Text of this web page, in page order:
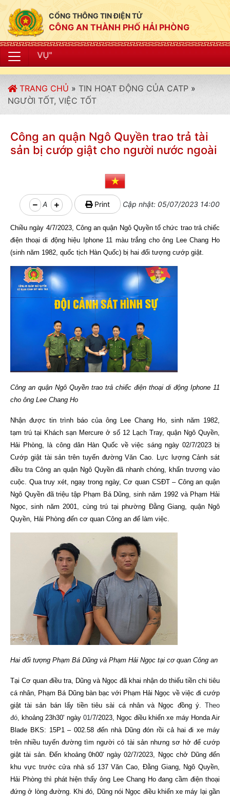
CỔNG THÔNG TIN ĐIỆN TỬ
CÔNG AN THÀNH PHỐ HẢI PHÒNG
TRANG CHỦ » TIN HOẠT ĐỘNG CỦA CATP »
NGƯỜI TỐT, VIỆC TỐT
Công an quận Ngô Quyền trao trả tài
sản bị cướp giật cho người nước ngoài
A Print Cập nhật: 05/07/2023 14:00
Chiều ngày 4/7/2023, Công an quận Ngô Quyền tổ chức trao trả chiếc
điện thoại di động hiệu Iphone 11 màu trắng cho ông Lee Chang Ho
(sinh năm 1982, quốc tịch Hàn Quốc) bị hai đối tượng cướp giật.
Công an quận Ngô Quyền trao trả chiếc điện thoại di động Iphone 11
cho ông Lee Chang Ho
Nhận được tin trình báo của ông Lee Chang Ho, sinh năm 1982,
tạm trú tại Khách sạn Mercure ở số 12 Lạch Tray, quận Ngô Quyền,
Hải Phòng, là công dân Hàn Quốc về việc sáng ngày 02/7/2023 bị
Cướp giật tài sản trên tuyến đường Văn Cao. Lực lượng Cảnh sát
điều tra Công an quận Ngô Quyền đã nhanh chóng, khẩn trương vào
cuộc. Qua truy xét, ngay trong ngày, Cơ quan CSĐT – Công an quận
Ngô Quyền đã triệu tập Phạm Bá Dũng,
sinh năm 1992và Phạm Hải
Ngọc, sinh năm 2001, cùngtrú tại phường Đằng Giang, quận Ngô
Quyền, Hải Phòng đến cơ quan Công an để làm việc.
Hai đối tượng Phạm Bá Dũng và Phạm Hải Ngọc tại cơ quan Công an
Tại Cơ quan điều tra, Dũng và Ngọc đã khai nhận do thiếu tiền chi tiêu
cá nhân, Phạm Bá Dũng bàn bạc với Phạm Hải Ngọc về việc đi cướp
giật tài sản bán lấy tiền tiêu sài cá nhân và Ngọc đồng ý.
Theo
đó,
khoảng 23h30' ngày01/7/2023,
Ngọc điều khiển xe máy Honda Air
Blade BKS: 15P1 – 002.58 đến nhà Dũng đón rồi cả hai đi xe máy
trên nhiều tuyến đường tìm người có tài sản nhưng sơ hở để cướp
giật tài sản. Đến khoảng 0h00' ngày 02/7/2023, Ngọc chở Dũng đến
khu vực trước cửa nhà số 137 Văn Cao, Đằng Giang, Ngô Quyền,
Hải Phòng thì phát hiện thấy ông
Lee Chang Ho đang cầm điện thoại
đứng ở lòng đường. Khi đó, Dũng nói Ngọc điều khiển xe máy lại gần